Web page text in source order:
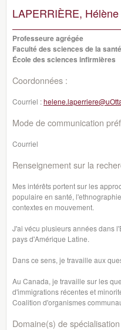
LAPERRIÈRE, Hélène
Professeure agrégée
Faculté des sciences de la santé
École des sciences infirmières
Coordonnées :
Courriel :
Mode de communication
Courriel
Renseignement sur la
Mes intérêts portent sur les
populaire en santé,
contextes en mouvement.
J'ai vécu plusieurs années dans
pays d'Amérique Latine.
Dans ce sens, je travaille aux
Au Canada, je travaille sur les
d'immigrations récentes et
Coalition d'organismes
Domaine(s) de